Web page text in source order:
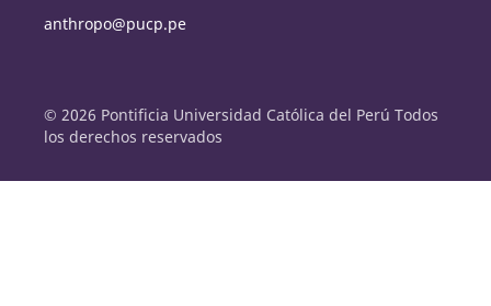
anthropo@pucp.pe
© 2026 Pontificia Universidad Católica del Perú Todos
los derechos reservados